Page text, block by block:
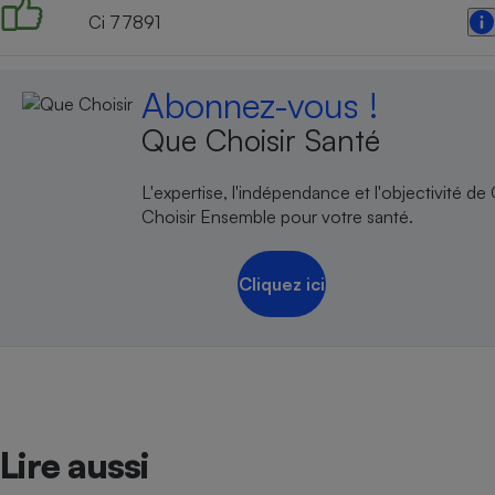
Ci 77891
Abonnez-vous !
Que Choisir Santé
L'expertise, l'indépendance et l'objectivité de
Choisir Ensemble pour votre santé.
Cliquez ici
Lire aussi